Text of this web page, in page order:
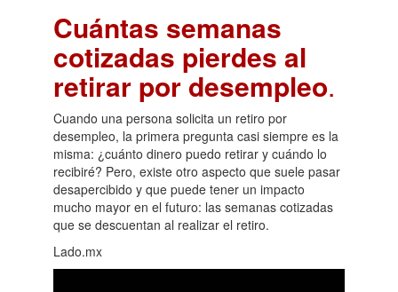
Cuántas semanas
cotizadas pierdes al
retirar por desempleo.
Cuando una persona solicita un retiro por
desempleo, la primera pregunta casi siempre es la
misma: ¿cuánto dinero puedo retirar y cuándo lo
recibiré? Pero, existe otro aspecto que suele pasar
desapercibido y que puede tener un impacto
mucho mayor en el futuro: las semanas cotizadas
que se descuentan al realizar el retiro.
Lado.mx